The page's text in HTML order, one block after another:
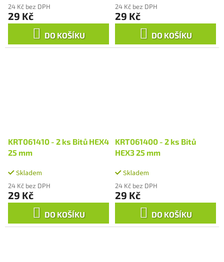
24 Kč bez DPH
29 Kč
DO KOŠÍKU
24 Kč bez DPH
29 Kč
DO KOŠÍKU
KRT061410 - 2 ks Bitů HEX4
25 mm
Skladem
24 Kč bez DPH
29 Kč
DO KOŠÍKU
KRT061400 - 2 ks Bitů
HEX3 25 mm
Skladem
24 Kč bez DPH
29 Kč
DO KOŠÍKU